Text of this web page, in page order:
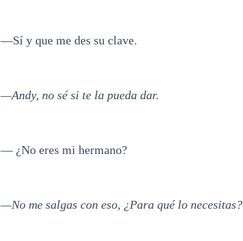
—Sí y que me des su clave.
—Andy, no sé si te la pueda dar.
— ¿No eres mi hermano?
—No me salgas con eso, ¿Para qué lo necesitas?